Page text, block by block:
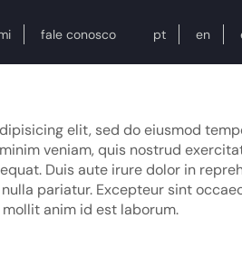
fale conosco en
pt
elit, sed do eiusmod
veniam, quis nostrud
Duis aute irure dolor in
pariatur. Excepteur sint
anim id est laborum.